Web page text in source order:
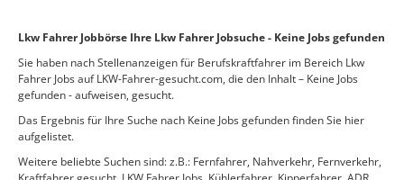
Lkw Fahrer Jobbörse Ihre Lkw Fahrer Jobsuche - Keine Jobs gefunden
Sie haben nach Stellenanzeigen für Berufskraftfahrer im Bereich Lkw
Fahrer Jobs auf LKW-Fahrer-gesucht.com, die den Inhalt – Keine Jobs
gefunden - aufweisen, gesucht.
Das Ergebnis für Ihre Suche nach Keine Jobs gefunden finden Sie hier
aufgelistet.
Weitere beliebte Suchen sind: z.B.: Fernfahrer, Nahverkehr, Fernverkehr,